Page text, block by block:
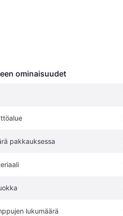
ominaisuudet
pakkauksessa
lukumäärä